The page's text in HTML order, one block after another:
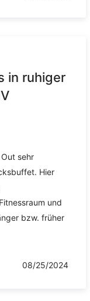
in ruhiger
sehr
Hier
und
bzw. früher
08/25/2024